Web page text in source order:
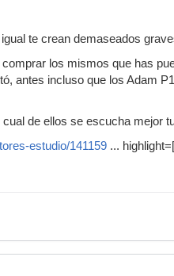
te crean demaseados
los mismos que has
antes incluso que los Adam
de ellos se escucha mejor
estudio/141159 ...